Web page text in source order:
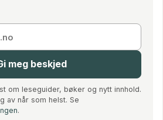
meg beskjed
om leseguider, bøker og nytt innhold.
av når som helst. Se
.